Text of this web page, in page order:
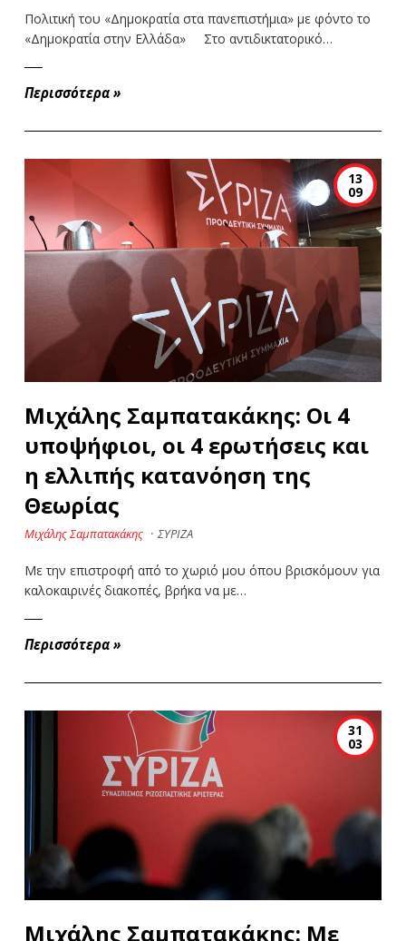
Πολιτική του «Δημοκρατία στα πανεπιστήμια» με φόντο το
«Δημοκρατία στην Ελλάδα» Στο αντιδικτατορικό…
Περισσότερα »
13
09
Μιχάλης Σαμπατακάκης: Οι 4
υποψήφιοι, οι 4 ερωτήσεις και
η ελλιπής κατανόηση της
Θεωρίας
Μιχάλης Σαμπατακάκης · ΣΥΡΙΖΑ
Με την επιστροφή από το χωριό μου όπου βρισκόμουν για
καλοκαιρινές διακοπές, βρήκα να με…
Περισσότερα »
31
03
Μιχάλης Σαμπατακάκης: Με